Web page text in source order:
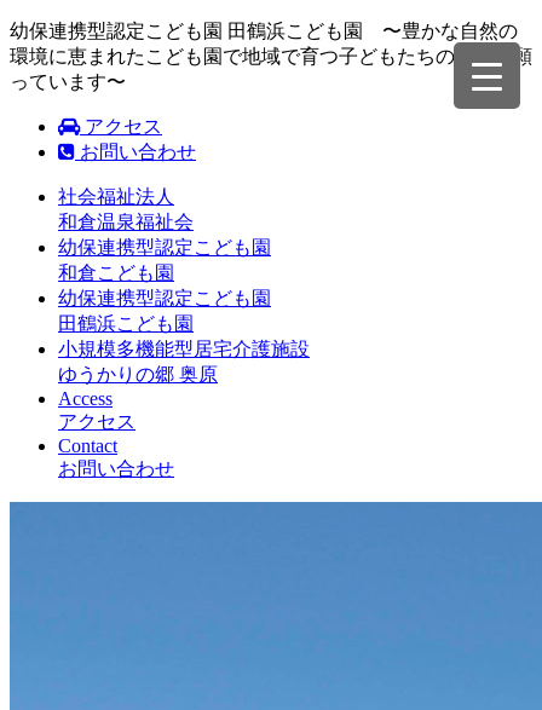
幼保連携型認定こども園 田鶴浜こども園 〜豊かな自然の
環境に恵まれたこども園で地域で育つ子どもたちの成長を願
っています〜
アクセス
お問い合わせ
社会福祉法人
和倉温泉福祉会
幼保連携型認定こども園
和倉こども園
幼保連携型認定こども園
田鶴浜こども園
小規模多機能型居宅介護施設
ゆうかりの郷 奥原
Access
アクセス
Contact
お問い合わせ